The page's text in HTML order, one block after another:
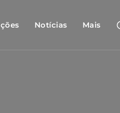
Notícias Mais